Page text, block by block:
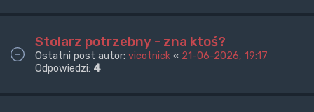
Stolarz potrzebny - zna ktoś?
Ostatni post autor: vicotnick « 21-06-2026, 19:17
Odpowiedzi: 4